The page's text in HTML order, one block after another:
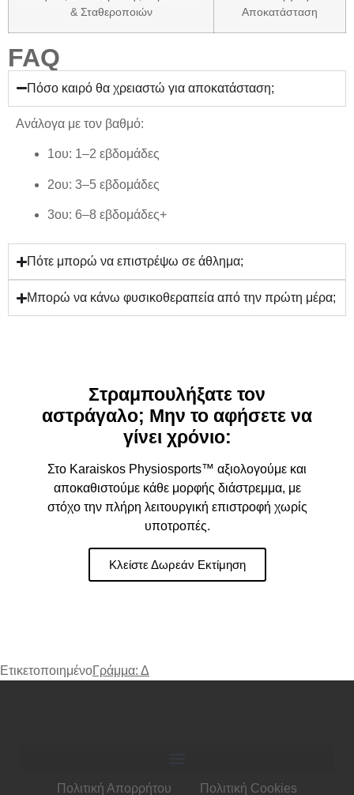
& Σταθεροποιών
Αποκατάσταση
FAQ
Πόσο καιρό θα χρειαστώ για αποκατάσταση;
Ανάλογα με τον βαθμό:
1ου: 1–2 εβδομάδες
2ου: 3–5 εβδομάδες
3ου: 6–8 εβδομάδες+
Πότε μπορώ να επιστρέψω σε άθλημα;
Μπορώ να κάνω φυσικοθεραπεία από την πρώτη μέρα;
Στραμπουλήξατε τον
αστράγαλο; Μην το αφήσετε να
γίνει χρόνιο:
Στο Karaiskos Physiosports™ αξιολογούμε και
αποκαθιστούμε κάθε μορφής διάστρεμμα, με
στόχο την πλήρη λειτουργική επιστροφή χωρίς
υποτροπές.
Κλείστε Δωρεάν Εκτίμηση
ΕτικετοποιημένοΓράμμα: Δ
Πολιτική Απορρήτου Πολιτική Cookies